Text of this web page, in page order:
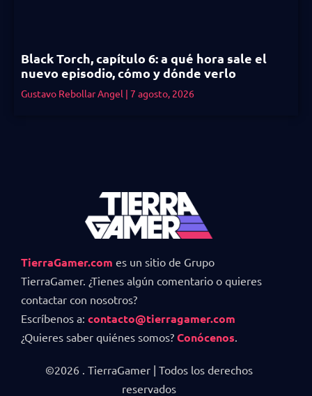
Black Torch, capítulo 6: a qué hora sale el
nuevo episodio, cómo y dónde verlo
Gustavo Rebollar Angel 7 agosto, 2026
TierraGamer.com es un sitio de Grupo
TierraGamer. ¿Tienes algún comentario o quieres
contactar con nosotros?
Escríbenos a: contacto@tierragamer.com
¿Quieres saber quiénes somos? Conócenos.
©2026 . TierraGamer | Todos los derechos
reservados